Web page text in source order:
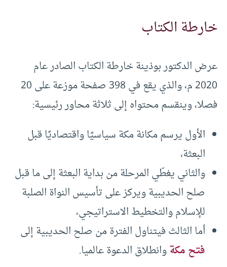
خارطة الكتاب
عرض الدكتور بوذينة خارطة الكتاب الصادر عام
2020 م، والذي يقع في 398 صفحة موزعة على 20
فصلا، وينقسم محتواه إلى ثلاثة محاور رئيسية:
الأول يرسم مكانة مكة سياسيًا واقتصاديًا قبل
البعثة،
والثاني يغطّي المرحلة من بداية البعثة إلى ما قبل
صلح الحديبية ويركز على تأسيس النواة الصلبة
للإسلام والتخطيط الاستراتيجي،
أما الثالث فيتناول الفترة من صلح الحديبية إلى
فتح مكةوانطلاق الدعوة عالميا.